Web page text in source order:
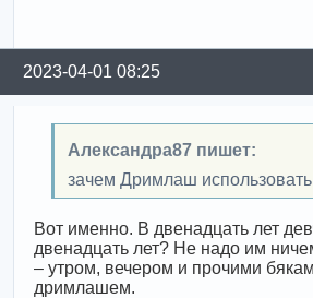
2023-04-01 08:25
Александра87 пишет:
зачем Дримлаш
Вот именно. В двенадцать лет
двенадцать лет? Не надо им
– утром, вечером и прочими
дримлашем.